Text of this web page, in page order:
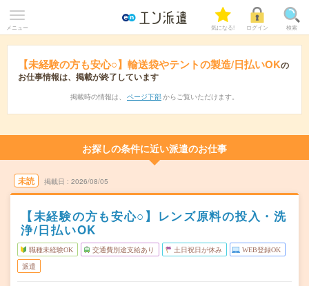
メニュー 気になる! ログイン 検索
【未経験の方も安心○】輸送袋やテントの製造/日払いOKの
お仕事情報は、掲載が終了しています
掲載時の情報は、 ページ下部 からご覧いただけます。
お探しの条件に近い派遣のお仕事
未読 掲載日 2026/08/05
【未経験の方も安心○】レンズ原料の投入・洗
浄/日払いOK
職種未経験OK 交通費別途支給あり 土日祝日が休み WEB登録OK
派遣